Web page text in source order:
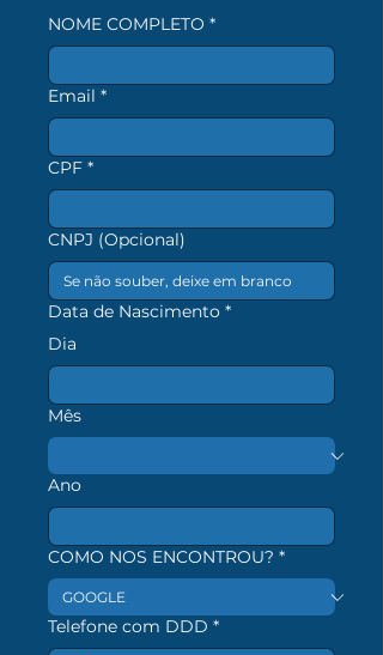
NOME COMPLETO *
Email *
CPF *
CNPJ (Opcional)
Data de Nascimento *
Dia
Mês
Ano
COMO NOS ENCONTROU? *
Telefone com DDD *